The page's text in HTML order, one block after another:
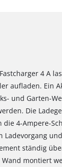
4 A
aufladen. Ein
und Garten-
Die
die 4-Ampere-
Ladevorgang
ständig
montiert